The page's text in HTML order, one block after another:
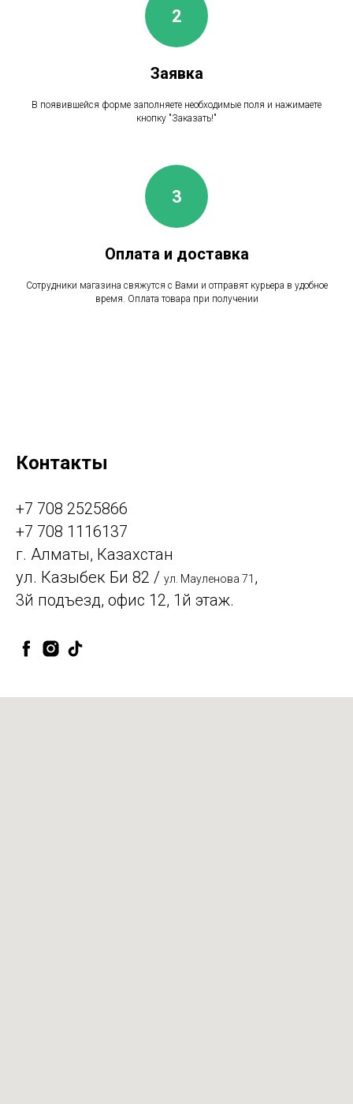
Заявка
В появившейся форме заполняете необходимые поля и нажимаете
кнопку "Заказать!"
Оплата и доставка
Сотрудники магазина свяжутся с Вами и отправят курьера в удобное
время. Оплата товара при получении
Контакты
+7 708 2525866
+7 708 1116137
г. Алматы, Казахстан
ул. Казыбек Би 82 / ул. Мауленова 71 ,
3й подъезд, офис 12, 1й этаж.